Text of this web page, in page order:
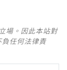
場。因此本站對
任何法律責